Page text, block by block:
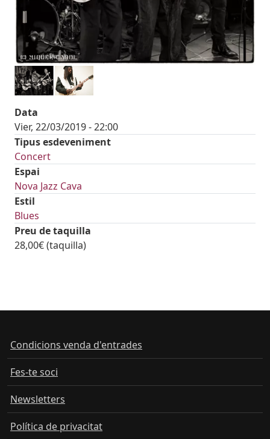
Data
Vier, 22/03/2019 - 22:00
Tipus esdeveniment
Concert
Espai
Nova Jazz Cava
Estil
Blues
Preu de taquilla
28,00€ (taquilla)
Condicions venda d'entrades
Fes-te soci
Newsletters
Política de privacitat